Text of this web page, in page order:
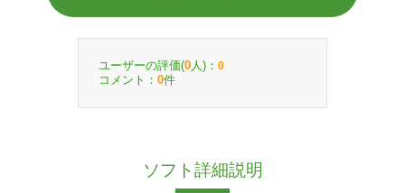
ユーザーの評価(0 人)： 0
コメント： 0件
ソフト詳細説明